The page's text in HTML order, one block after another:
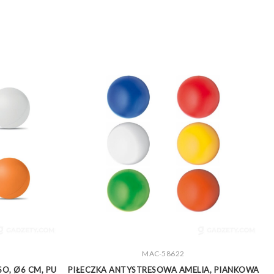
Ø6 CM, PU
ZOBACZ WIĘCEJ
MAC-58622
PIŁECZKA ANTYSTRESOWA AMELIA, PIANKOWA